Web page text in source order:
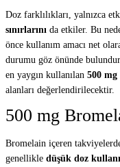
Doz farklılıkları, yalnızca
sınırlarını da etkiler. Bu
önce kullanım amacı net
durumu göz önünde
en yaygın kullanılan 500
alanları değerlendirilecektir.
500 mg
Bromelain içeren takviyelerde
genellikle düşük doz